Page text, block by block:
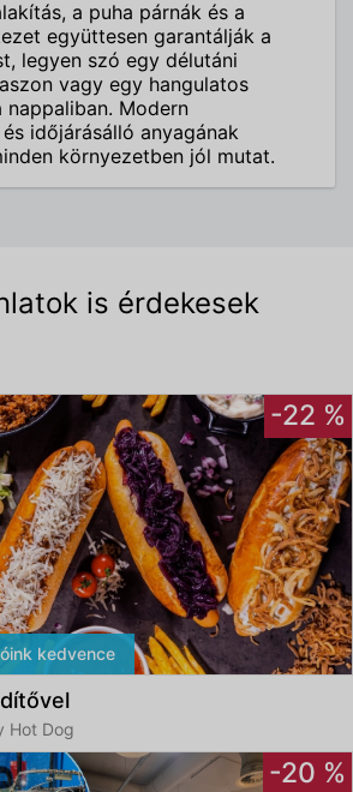
a puha párnák és a
együttesen garantálják a
legyen szó egy délutáni
vagy egy hangulatos
nappaliban. Modern
időjárásálló anyagának
környezetben jól mutat.
is érdekesek
-22 %
kedvence
Hot Dog
-20 %